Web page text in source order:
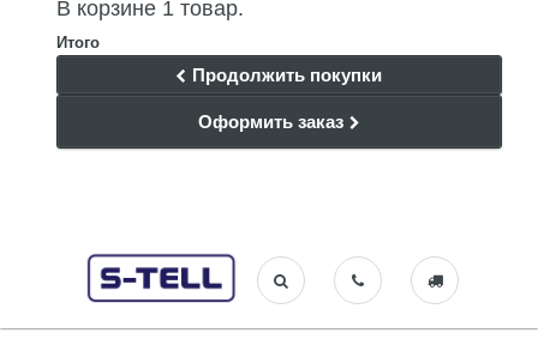
В корзине 1 товар.
Итого
Продолжить покупки
Оформить заказ